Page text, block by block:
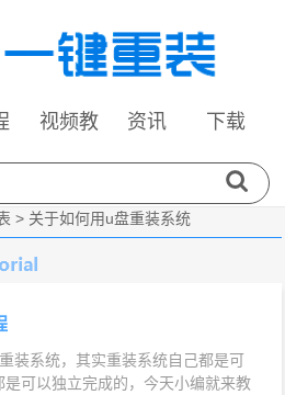
视频教
资讯 下载
> 关于如何用u盘重装系统
装系统，其实重装系统自己都是可
可以独立完成的，今天小编就来教